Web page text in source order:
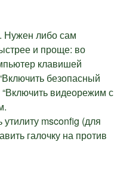
Нужен либо сам
и проще: во
клавишей
безопасный
видеорежим с
утилиту msconfig (для
галочку на против